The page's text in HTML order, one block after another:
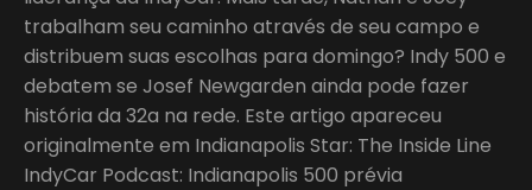
trabalham seu caminho através de seu campo e
distribuem suas escolhas para domingo? Indy 500 e
debatem se Josef Newgarden ainda pode fazer
história da 32a na rede. Este artigo apareceu
originalmente em Indianapolis Star: The Inside Line
IndyCar Podcast: Indianapolis 500 prévia